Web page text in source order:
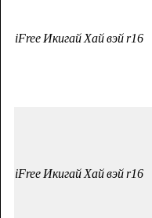
iFree Икигай Хай вэй r16
iFree Икигай Хай вэй r16